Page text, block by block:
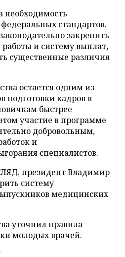
необходимость
стандартов.
закрепить
и систему выплат,
существенные различия
остается одним из
подготовки кадров в
быстрее
участие в программе
добровольным,
и
специалистов.
президент Владимир
систему
медицинских
уточнилправила
молодых врачей.